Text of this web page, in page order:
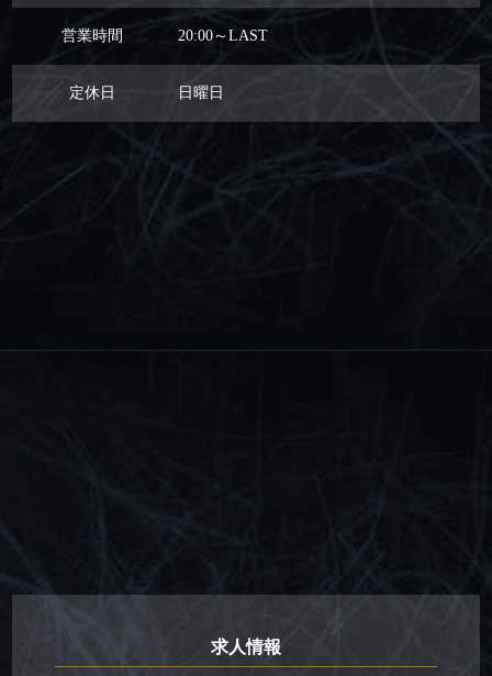
営業時間 20:00～LAST
定休日 日曜日
求人情報